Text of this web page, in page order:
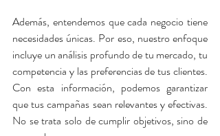
Además, entendemos que cada negocio tiene
necesidades únicas. Por eso, nuestro enfoque
incluye un análisis profundo de tu mercado, tu
competencia y las preferencias de tus clientes.
Con esta información, podemos garantizar
que tus campañas sean relevantes y efectivas.
No se trata solo de cumplir objetivos, sino de